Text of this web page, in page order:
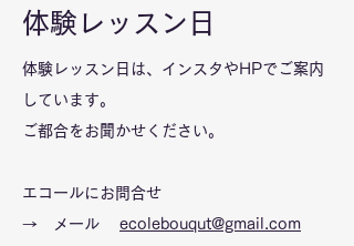
体験レッスン日
体験レッスン日は、インスタやHPでご案内
しています。
ご都合をお聞かせください。
エコールにお問合せ
→
メール ecolebouqut@gmail.com